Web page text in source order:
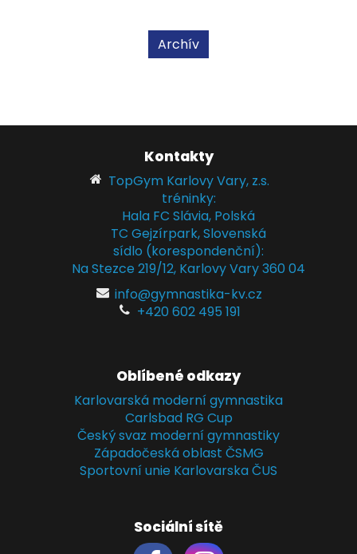
Archív
Kontakty
TopGym Karlovy Vary, z.s.
tréninky:
Hala FC Slávia, Polská
TC Gejzírpark, Slovenská
sídlo (korespondenční):
Na Stezce 219/12, Karlovy Vary 360 04
info@gymnastika-kv.cz
+420 602 495 191
Oblíbené odkazy
Karlovarská moderní gymnastika
Carlsbad RG Cup
Český svaz moderní gymnastiky
Západočeská oblast ČSMG
Sportovní unie Karlovarska ČUS
Sociální sítě